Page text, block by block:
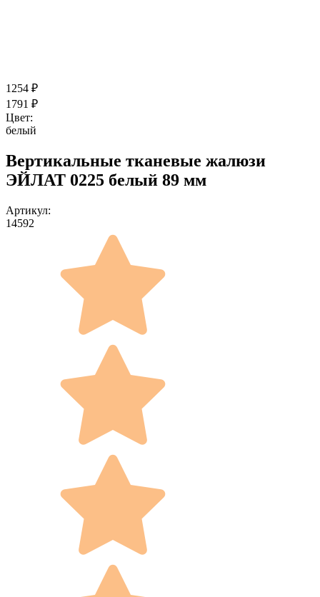
1254 ₽
1791 ₽
Цвет:
белый
Вертикальные тканевые жалюзи
ЭЙЛАТ 0225 белый 89 мм
Артикул:
14592